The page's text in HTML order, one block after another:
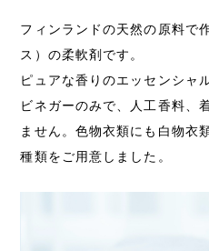
フィンランドの天然の原料で
ス）の柔軟剤です。
ピュアな香りのエッセンシャ
ビネガーのみで、人工香料、
ません。色物衣類にも白物衣
種類をご用意しました。